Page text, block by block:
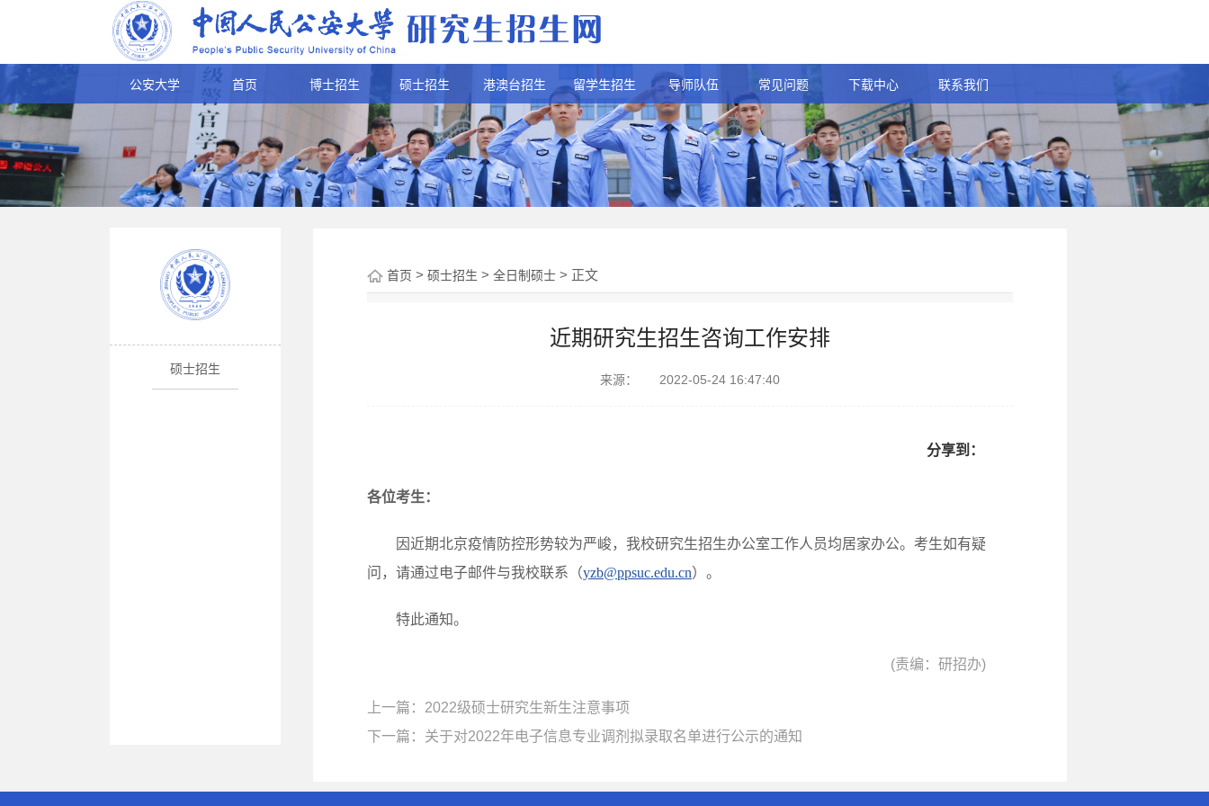
公安大学 首页 博士招生 硕士招生 港澳台招生 留学生招生 导师队伍 常见问题 下载中心 联系我们
硕士招生
首页 > 硕士招生 > 全日制硕士 > 正文
近期研究生招生咨询工作安排
来源： 2022-05-24 16:47:40
分享到：
各位考生：
因近期北京疫情防控形势较为严峻，我校研究生招生办公室工作人员均居家办公。考生如有疑
问，请通过电子邮件与我校联系（yzb@ppsuc.edu.cn）。
特此通知。
(责编：研招办)
上一篇： 2022级硕士研究生新生注意事项
下一篇： 关于对2022年电子信息专业调剂拟录取名单进行公示的通知